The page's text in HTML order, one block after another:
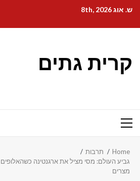
content
ש. אוג 8th, 2026
קרית גתים
Primary
Home
תרבות
גביע העולם: מסי מציל את ארגנטינה
מצרים